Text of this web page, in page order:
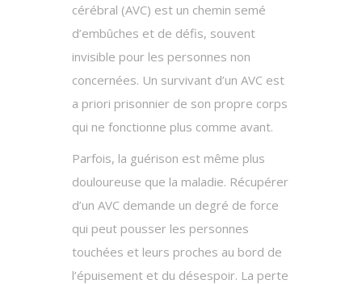
cérébral (AVC) est un chemin semé
d’embûches et de défis, souvent
invisible pour les personnes non
concernées. Un survivant d’un AVC est
a priori prisonnier de son propre corps
qui ne fonctionne plus comme avant.
Parfois, la guérison est même plus
douloureuse que la maladie. Récupérer
d’un AVC demande un degré de force
qui peut pousser les personnes
touchées et leurs proches au bord de
l’épuisement et du désespoir. La perte